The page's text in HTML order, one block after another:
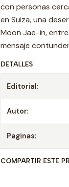
con personas
en Suiza, una
Moon Jae-in,
mensaje
DETALLES
Editorial:
Autor:
Paginas:
COMPARTIR ESTE